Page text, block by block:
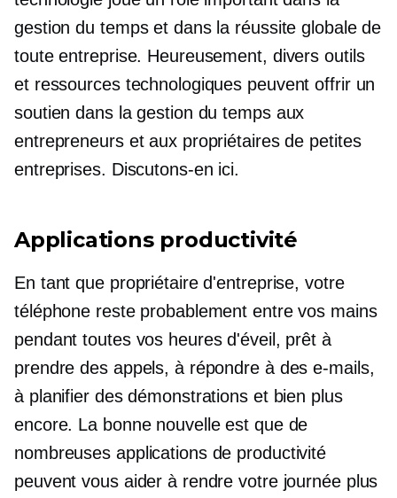
gestion du temps et dans la réussite globale de
toute entreprise. Heureusement, divers outils
et ressources technologiques peuvent offrir un
soutien dans la gestion du temps aux
entrepreneurs et aux propriétaires de petites
entreprises. Discutons-en ici.
Applications productivité
En tant que propriétaire d'entreprise, votre
téléphone reste probablement entre vos mains
pendant toutes vos heures d'éveil, prêt à
prendre des appels, à répondre à des e-mails,
à planifier des démonstrations et bien plus
encore. La bonne nouvelle est que de
nombreuses applications de productivité
peuvent vous aider à rendre votre journée plus